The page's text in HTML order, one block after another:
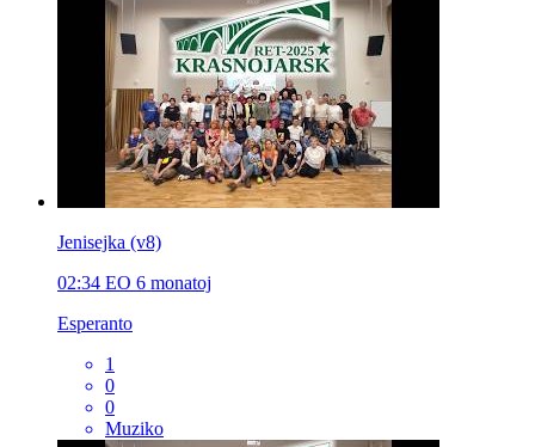
Jenisejka (v8)
02:34 EO 6 monatoj
Esperanto
1
0
0
Muziko